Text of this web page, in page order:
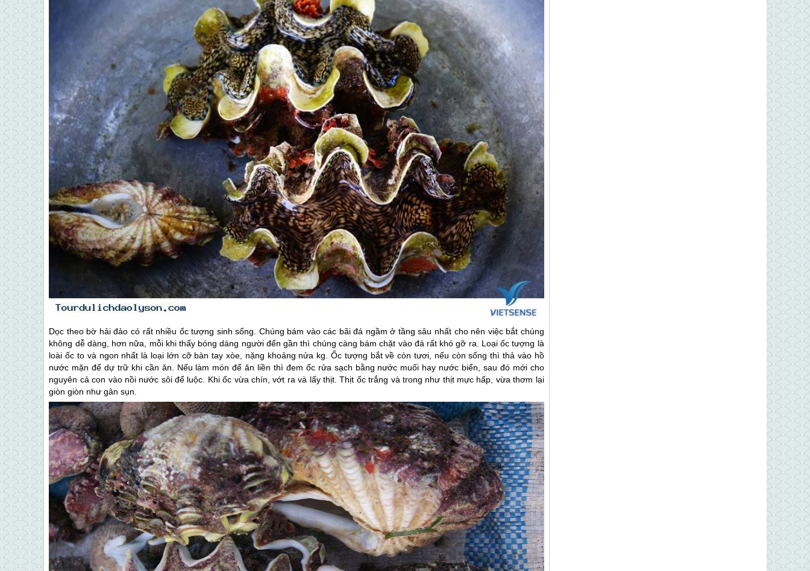
Dọc theo bờ hải đảo có rất nhiều ốc tượng sinh sống. Chúng bám vào các bãi đá ngầm ở tầng sâu nhất cho nên việc bắt chúng
không dễ dàng, hơn nữa, mỗi khi thấy bóng dáng người đến gần thì chúng càng bám chặt vào đá rất khó gỡ ra. Loại ốc tượng là
loài ốc to và ngon nhất là loại lớn cỡ bàn tay xòe, nặng khoảng nửa kg. Ốc tượng bắt về còn tươi, nếu còn sống thì thả vào hồ
nước mặn để dự trữ khi cần ăn. Nếu làm món để ăn liền thì đem ốc rửa sạch bằng nước muối hay nước biển, sau đó mới cho
nguyên cả con vào nồi nước sôi để luộc. Khi ốc vừa chín, vớt ra và lấy thịt. Thịt ốc trắng và trong như thịt mực hấp, vừa thơm lại
giòn giòn như gân sụn.